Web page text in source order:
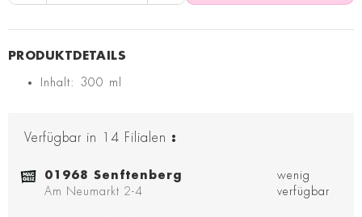
Inhalt: 300 ml
Verfügbar in 14 Filialen :
01968 Senftenberg
Am Neumarkt 2-4
wenig
verfügbar